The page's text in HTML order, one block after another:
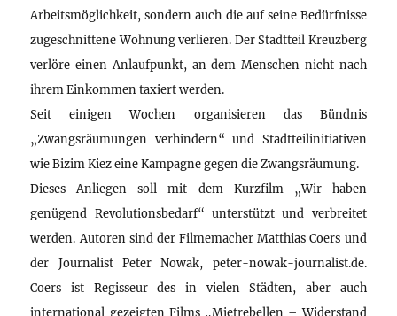
Arbeitsmöglichkeit, sondern auch die auf seine Bedürfnisse
zugeschnittene Wohnung verlieren. Der Stadtteil Kreuzberg
verlöre einen Anlaufpunkt, an dem Menschen nicht nach
ihrem Einkommen taxiert werden.
Seit einigen Wochen organisieren das Bündnis
„Zwangsräumungen verhindern“ und Stadtteilinitiativen
wie Bizim Kiez eine Kampagne gegen die Zwangsräumung.
Dieses Anliegen soll mit dem Kurzfilm „Wir haben
genügend Revolutionsbedarf“ unterstützt und verbreitet
werden. Autoren sind der Filmemacher Matthias Coers und
der Journalist Peter Nowak, peter-nowak-journalist.de.
Coers ist Regisseur des in vielen Städten, aber auch
international gezeigten Films „Mietrebellen – Widerstand